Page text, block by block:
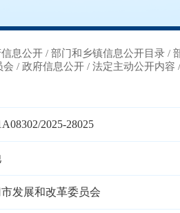
息公开 / 部门和乡镇信息公开目录 /
会 / 政府信息公开 / 法定主动公开内容
2025-28025
发展和改革委员会